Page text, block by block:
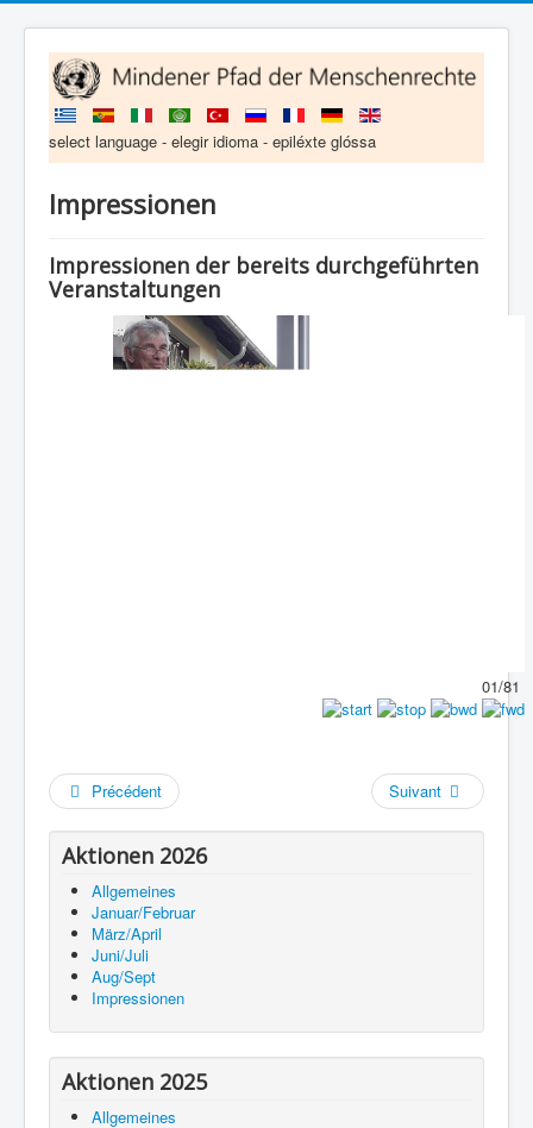
select language - elegir idioma - epiléxte glóssa
Impressionen
Impressionen der bereits durchgeführten
Veranstaltungen
01/81
Précédent Suivant
Aktionen 2026
Allgemeines
Januar/Februar
März/April
Juni/Juli
Aug/Sept
Impressionen
Aktionen 2025
Allgemeines